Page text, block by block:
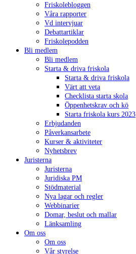
Friskolebloggen
Våra rapporter
Vd intervjuar
Debattartiklar
Friskolepodden
Bli medlem
Bli medlem
Starta & driva friskola
Starta & driva friskola
Värt att veta
Checklista starta skola
Öppenhetskrav och kö
Starta friskola kurs 2023
Erbjudanden
Påverkansarbete
Kurser & aktiviteter
Nyhetsbrev
Juristerna
Juristerna
Juridiska PM
Stödmaterial
Nya lagar och regler
Webbinarier
Domar, beslut och mallar
Länksamling
Om oss
Om oss
Vår styrelse